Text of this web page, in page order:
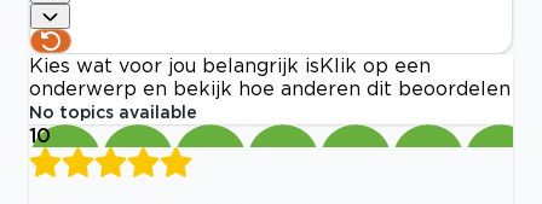
Kies wat voor jou belangrijk is Klik op een
onderwerp en bekijk hoe anderen dit beoordelen
No topics available
10